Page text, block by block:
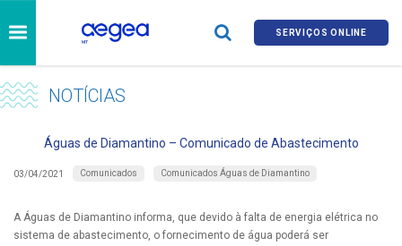
SERVIÇOS ONLINE
NOTÍCIAS
Águas de Diamantino – Comunicado de Abastecimento
03/04/2021 Comunicados Comunicados Águas de Diamantino
A Águas de Diamantino informa, que devido à falta de energia elétrica no
sistema de abastecimento, o fornecimento de água poderá ser